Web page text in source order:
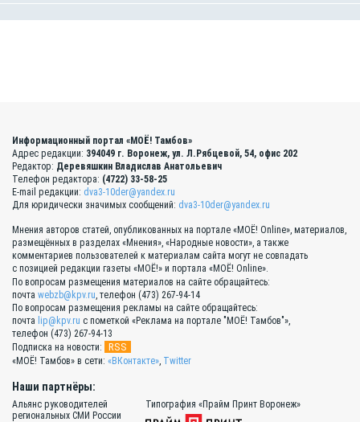
Информационный портал «МОЁ! Тамбов»
Адрес редакции: 394049 г. Воронеж, ул. Л.Рябцевой, 54, офис 202
Редактор: Деревяшкин Владислав Анатольевич
Телефон редактора: (4722) 33-58-25
E-mail редакции: dva3-10der@yandex.ru
Для юридически значимых сообщений: dva3-10der@yandex.ru
Мнения авторов статей, опубликованных на портале «МОЁ! Online», материалов,
размещённых в разделах «Мнения», «Народные новости», а также
комментариев пользователей к материалам сайта могут не совпадать
с позицией редакции газеты «МОЁ!» и портала «МОЁ! Online».
По вопросам размещения материалов на сайте обращайтесь:
почта webzb@kpv.ru, телефон (473) 267-94-14
По вопросам размещения рекламы на сайте обращайтесь:
почта lip@kpv.ru с пометкой «Реклама на портале "МОЁ! Тамбов"»,
телефон (473) 267-94-13
Подписка на новости:
RSS
«МОЁ! Тамбов» в сети: «ВКонтакте», Twitter
Наши партнёры:
Альянс руководителей
региональных СМИ России
Типография «Прайм Принт Воронеж»